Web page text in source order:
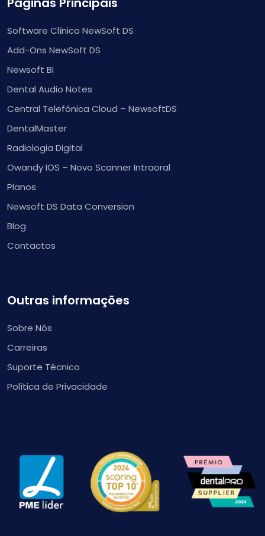
Software Clínico NewSoft DS
Add-Ons NewSoft DS
Newsoft BI
Dental Audio Notes
Central Telefónica Cloud – NewsoftDS
DentalMaster
Radiologia Digital
Owandy IOS – Novo Scanner Intraoral
Planos
Newsoft DS Data Conversion
Blog
Contactos
Outras informações
Sobre Nós
Carreiras
Suporte Técnico
Política de Privacidade